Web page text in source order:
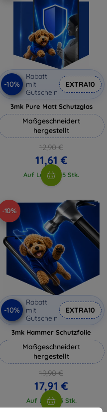
-10%
Rabatt
mit
Gutschein
EXTRA10
3mk Pure Matt Schutzglas
Maßgeschneidert
hergestellt
12,90 €
11,61 €
Auf Lager > 5 Stk.
-10%
-10%
Rabatt
mit
Gutschein
EXTRA10
3mk Hammer Schutzfolie
Maßgeschneidert
hergestellt
19,90 €
17,91 €
Auf Lager 3 Stk.